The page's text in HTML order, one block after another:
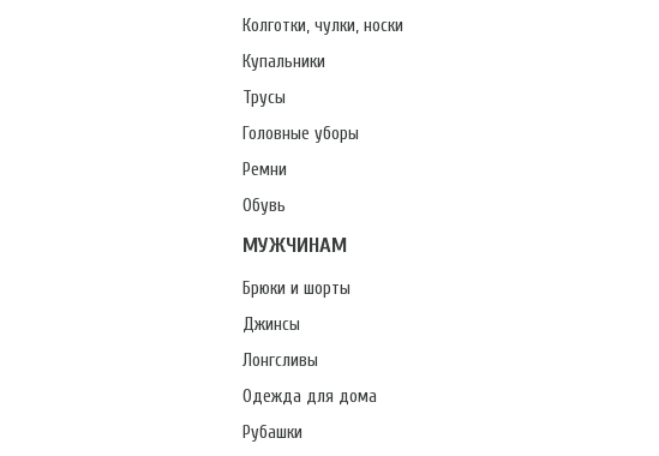
Колготки, чулки, носки
Купальники
Трусы
Головные уборы
Ремни
Обувь
МУЖЧИНАМ
Брюки и шорты
Джинсы
Лонгсливы
Одежда для дома
Рубашки